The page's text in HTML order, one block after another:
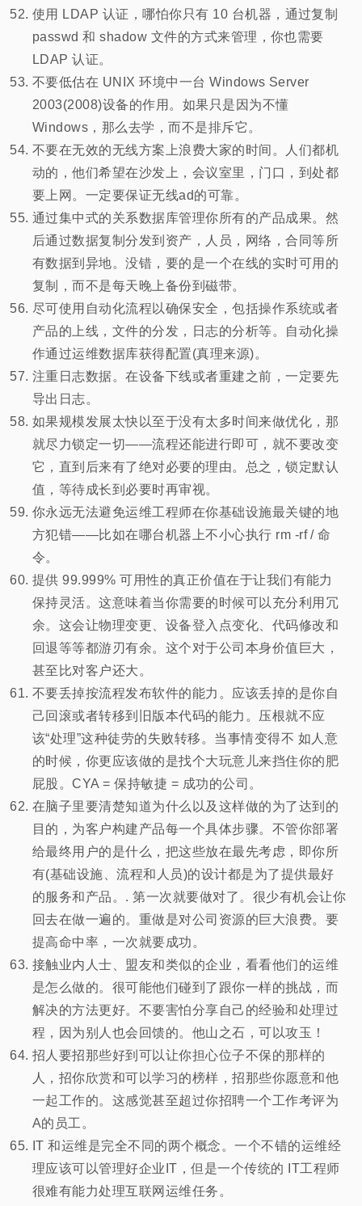
使用 LDAP 认证，哪怕你只有 10 台机器，通过复制
passwd 和 shadow 文件的方式来管理，你也需要
LDAP 认证。
不要低估在 UNIX 环境中一台 Windows Server
2003(2008)设备的作用。如果只是因为不懂
Windows，那么去学，而不是排斥它。
不要在无效的无线方案上浪费大家的时间。人们都机
动的，他们希望在沙发上，会议室里，门口，到处都
要上网。一定要保证无线ad的可靠。
通过集中式的关系数据库管理你所有的产品成果。然
后通过数据复制分发到资产，人员，网络，合同等所
有数据到异地。没错，要的是一个在线的实时可用的
复制，而不是每天晚上备份到磁带。
尽可使用自动化流程以确保安全，包括操作系统或者
产品的上线，文件的分发，日志的分析等。自动化操
作通过运维数据库获得配置(真理来源)。
注重日志数据。在设备下线或者重建之前，一定要先
导出日志。
如果规模发展太快以至于没有太多时间来做优化，那
就尽力锁定一切——流程还能进行即可，就不要改变
它，直到后来有了绝对必要的理由。总之，锁定默认
值，等待成长到必要时再审视。
你永远无法避免运维工程师在你基础设施最关键的地
方犯错——比如在哪台机器上不小心执行 rm -rf / 命
令。
提供 99.999% 可用性的真正价值在于让我们有能力
保持灵活。这意味着当你需要的时候可以充分利用冗
余。这会让物理变更、设备登入点变化、代码修改和
回退等等都游刃有余。这个对于公司本身价值巨大，
甚至比对客户还大。
不要丢掉按流程发布软件的能力。应该丢掉的是你自
己回滚或者转移到旧版本代码的能力。压根就不应
该“处理”这种徒劳的失败转移。当事情变得不 如人意
的时候，你更应该做的是找个大玩意儿来挡住你的肥
屁股。CYA = 保持敏捷 = 成功的公司。
在脑子里要清楚知道为什么以及这样做的为了达到的
目的，为客户构建产品每一个具体步骤。不管你部署
给最终用户的是什么，把这些放在最先考虑，即你所
有(基础设施、流程和人员)的设计都是为了提供最好
的服务和产品。. 第一次就要做对了。很少有机会让你
回去在做一遍的。重做是对公司资源的巨大浪费。要
提高命中率，一次就要成功。
接触业内人士、盟友和类似的企业，看看他们的运维
是怎么做的。很可能他们碰到了跟你一样的挑战，而
解决的方法更好。不要害怕分享自己的经验和处理过
程，因为别人也会回馈的。他山之石，可以攻玉！
招人要招那些好到可以让你担心位子不保的那样的
人，招你欣赏和可以学习的榜样，招那些你愿意和他
一起工作的。这感觉甚至超过你招聘一个工作考评为
A的员工。
IT 和运维是完全不同的两个概念。一个不错的运维经
理应该可以管理好企业IT，但是一个传统的 IT工程师
很难有能力处理互联网运维任务。